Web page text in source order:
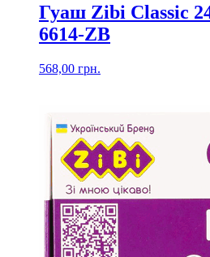
Гуаш Zibi Classic
6614-ZB
568,00 грн.